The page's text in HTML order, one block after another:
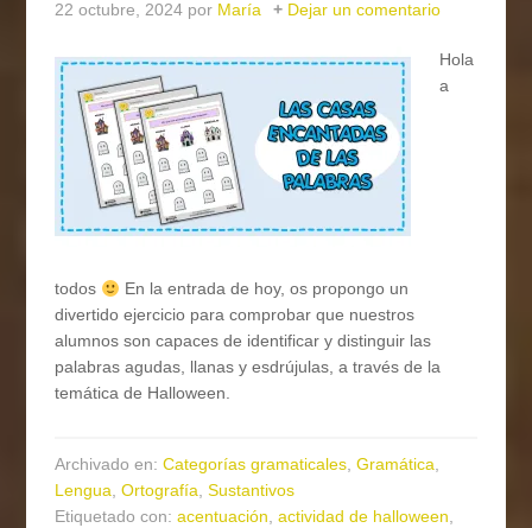
22 octubre, 2024 por María Dejar un comentario
Hola
a
todos
En la entrada de hoy, os propongo un
divertido ejercicio para comprobar que nuestros
alumnos son capaces de identificar y distinguir las
palabras agudas, llanas y esdrújulas, a través de la
temática de Halloween.
Archivado en:Categorías gramaticales,Gramática,
Lengua,Ortografía,Sustantivos
Etiquetado con:acentuación,actividad de halloween,